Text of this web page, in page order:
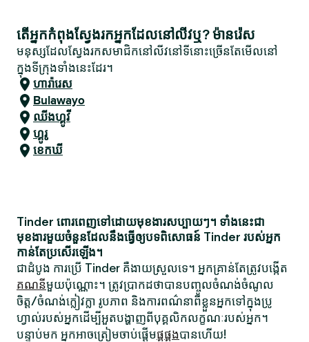
តើអ្នកកំពុងស្វែងរកអ្នកដែលនៅលីវឬ? ម៉ានរ៉េស
មនុស្សដែលស្វែងរកសមាជិកនៅលីវនៅទីនោះច្រើនតែមើលនៅ
ក្នុងទីក្រុងទាំងនេះដែរ។
ហារ៉ារេស
Bulawayo
ឈីងហ្គូវី
ហ្គូរូ
ខេកឃី
Tinder ពោរពេញទៅដោយមុខងារសប្បាយៗ។ ទាំងនេះជា
មុខងារមួយចំនួនដែលនឹងធ្វើឲ្យបទពិសោធន៍ Tinder របស់អ្នក
កាន់តែប្រសើរឡើង។
ជាដំបូង ការប្រើ Tinder គឺងាយស្រួលទេ។ អ្នកគ្រាន់តែត្រូវបង្កើត
គណនីមួយប៉ុណ្ណោះ។ ត្រូវប្រាកដថាបានបញ្ចូលចំណង់ចំណូល
ចិត្ត/ចំណង់ក្លៀវក្លា រូបភាព និងការពណ៌នាពីខ្លួនអ្នកទៅក្នុងប្រូ
ហ្វាល់របស់អ្នកដើម្បីអួតបង្ហាញពីបុគ្គលិកលក្ខណៈរបស់អ្នក។
បន្ទាប់មក អ្នកអាចត្រៀមចាប់ផ្តើមផ្គូផ្គងបានហើយ!